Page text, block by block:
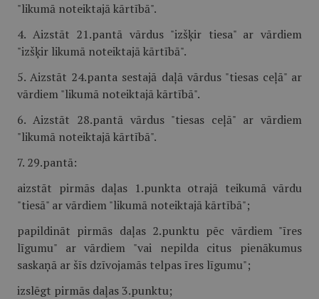
"likumā noteiktajā kārtībā".
4. Aizstāt 21.pantā vārdus "izšķir tiesa" ar vārdiem
"izšķir likumā noteiktajā kārtībā".
5. Aizstāt 24.panta sestajā daļā vārdus "tiesas ceļā" ar
vārdiem "likumā noteiktajā kārtībā".
6. Aizstāt 28.pantā vārdus "tiesas ceļā" ar vārdiem
"likumā noteiktajā kārtībā".
7. 29.pantā:
aizstāt pirmās daļas 1.punkta otrajā teikumā vārdu
"tiesā" ar vārdiem "likumā noteiktajā kārtībā";
papildināt pirmās daļas 2.punktu pēc vārdiem "īres
līgumu" ar vārdiem "vai nepilda citus pienākumus
saskaņā ar šīs dzīvojamās telpas īres līgumu";
izslēgt pirmās daļas 3.punktu;